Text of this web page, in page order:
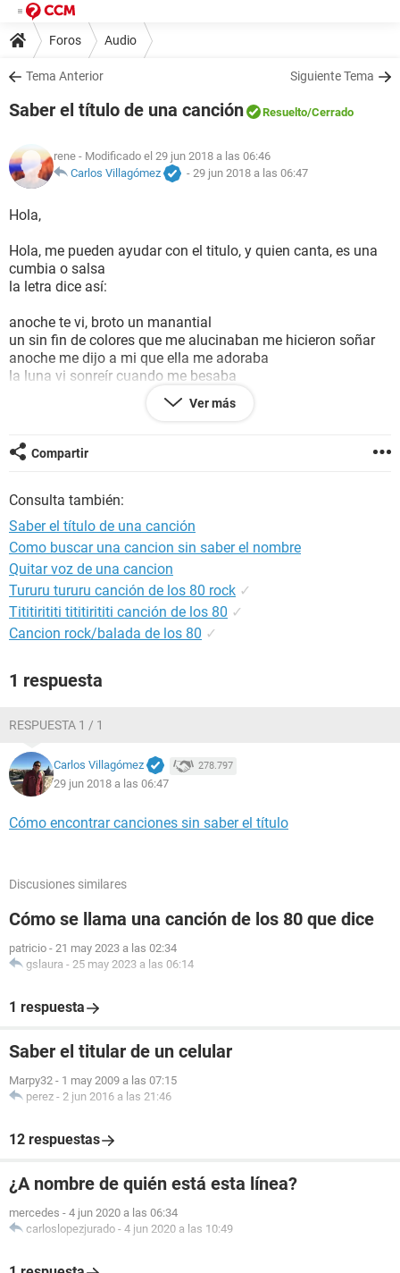
Foros Audio
Tema Anterior Siguiente Tema
Saber el título de una canción Resuelto/Cerrado
rene - Modificado el 29 jun 2018 a las 06:46
Carlos Villagómez
- 29 jun 2018 a las 06:47
Hola,
Hola, me pueden ayudar con el titulo, y quien canta, es una
cumbia o salsa
la letra dice así:
anoche te vi, broto un manantial
un sin fin de colores que me alucinaban me hicieron soñar
anoche me dijo a mi que ella me adoraba
la luna vi sonreír cuando me besaba
y esa bonita noche se acabo (bis)
y al amanecer ella es la mujer que es de otro querer
la noche se hizo para dar amor felicidad
estoy sufriendo va amaneciendo y de mis brazos se va
Ver más
Compartir
Consulta también:
Saber el título de una canción
Como buscar una cancion sin saber el nombre
Quitar voz de una cancion
Tururu tururu canción de los 80 rock ✓
Tititirititi tititirititi canción de los 80 ✓
Cancion rock/balada de los 80 ✓
1 respuesta
RESPUESTA 1 / 1
Carlos Villagómez 278.797
29 jun 2018 a las 06:47
Cómo encontrar canciones sin saber el título
Discusiones similares
Cómo se llama una canción de los 80 que dice
patricio - 21 may 2023 a las 02:34
gslaura - 25 may 2023 a las 06:14
1 respuesta
Saber el titular de un celular
Marpy32 - 1 may 2009 a las 07:15
perez - 2 jun 2016 a las 21:46
12 respuestas
¿A nombre de quién está esta línea?
mercedes - 4 jun 2020 a las 06:34
carloslopezjurado - 4 jun 2020 a las 10:49